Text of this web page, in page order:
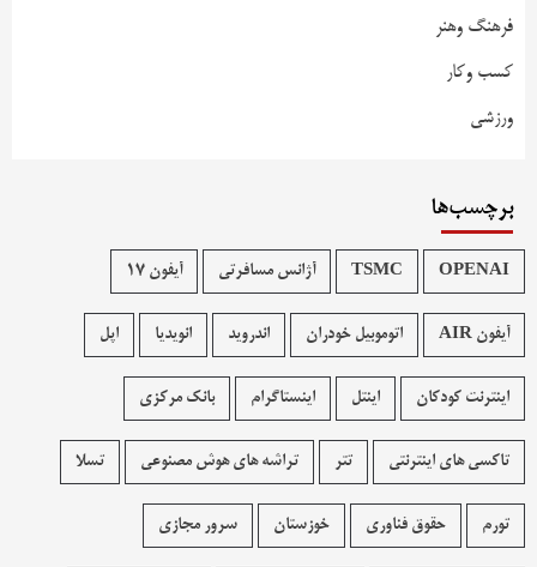
فرهنگ وهنر
کسب وکار
ورزشی
برچسب‌ها
OPENAI
TSMC آژانس مسافرتی آیفون 17
آیفون AIR اتوموبیل خودران اندروید انویدیا اپل
اینترنت کودکان اینتل اینستاگرام بانک مرکزی
تاکسی های اینترنتی تتر تراشه های هوش مصنوعی تسلا
تورم حقوق فناوری خوزستان سرور مجازی